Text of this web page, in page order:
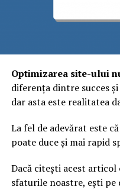
Optimizarea site-ului
diferența dintre succes
dar asta este realitatea
La fel de adevărat este
poate duce și mai rapid
Dacă citești acest
sfaturile noastre, ești pe